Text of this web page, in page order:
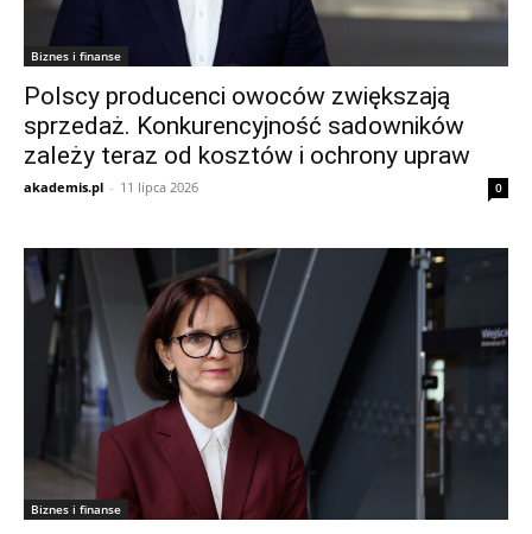
Biznes i finanse
Polscy producenci owoców zwiększają
sprzedaż. Konkurencyjność sadowników
zależy teraz od kosztów i ochrony upraw
akademis.pl - 11 lipca 2026 0
Biznes i finanse